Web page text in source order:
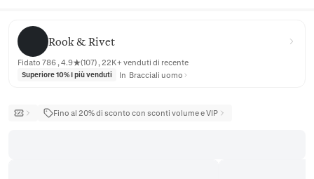
Rook & Rivet
Rook & Rivet
Fidato 786 , 4.9★(107) , 22K+ venduti di recente
Superiore 10% I più venduti In Bracciali uomo
Fino al 20% di sconto con sconti volume e VIP